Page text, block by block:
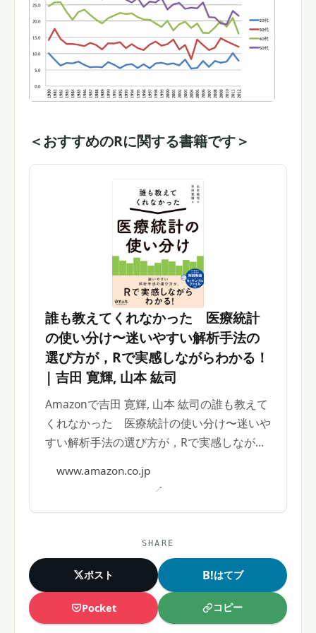
＜おすすめのRに関する書籍です＞
誰も教えてくれなかった 医療統計
の使い分け〜迷いやすい解析手法の
選び方が，Rで実感しながらわかる！
| 吉田 寛輝, 山本 紘司
Amazonで吉田 寛輝, 山本 紘司の誰も教えて
くれなかった 医療統計の使い分け〜迷いや
すい解析手法の選び方が，Rで実感しながら
www.amazon.co.jp
SHARE
ポスト B!はてブ
Pocket コピー